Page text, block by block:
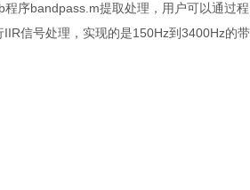
序bandpass.m提取处理，用户可以通过程
信号处理，实现的是150Hz到3400Hz的带